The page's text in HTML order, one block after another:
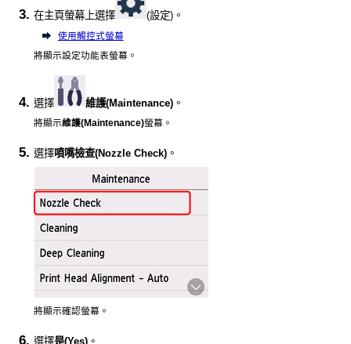
在主頁螢幕上選擇 (設定)。
使用觸控式螢幕
將顯示設定功能表螢幕。
選擇 維護(Maintenance) 。
將顯示維護(Maintenance)螢幕。
選擇噴嘴檢查(Nozzle Check) 。
將顯示確認螢幕。
選擇是(Yes) 。